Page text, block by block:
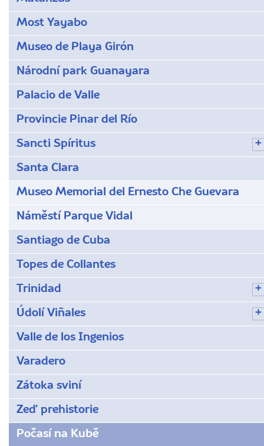
Most Yayabo
Museo de Playa Girón
Národní park Guanayara
Palacio de Valle
Provincie Pinar del Río
Sancti Spíritus
Santa Clara
Museo Memorial del Ernesto Che Guevara
Náměstí Parque Vidal
Santiago de Cuba
Topes de Collantes
Trinidad
Údolí Viñales
Valle de los Ingenios
Varadero
Zátoka sviní
Zeď prehistorie
Počasí na Kubě